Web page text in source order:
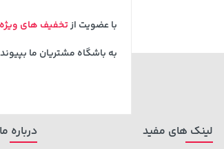
با عضویت ازتخفیف های
به باشگاه مشتریان ما
لینک های مفید درباره ما